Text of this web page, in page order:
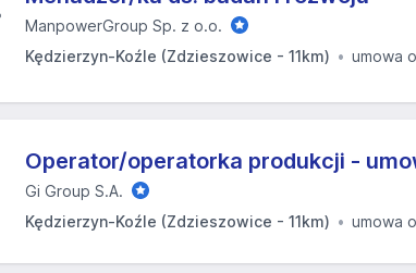
ManpowerGroup Sp. z o.o.
Kędzierzyn-Koźle (Zdzieszowice - 11km)
umowa
Operator/operatorka produkcji -
Gi Group S.A.
Kędzierzyn-Koźle (Zdzieszowice - 11km)
umowa